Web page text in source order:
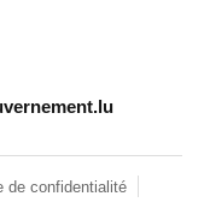
de confidentialité